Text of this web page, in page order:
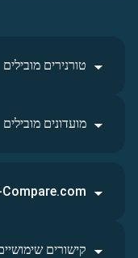
טורנירים מובילים
מועדונים מובילים
קישורים